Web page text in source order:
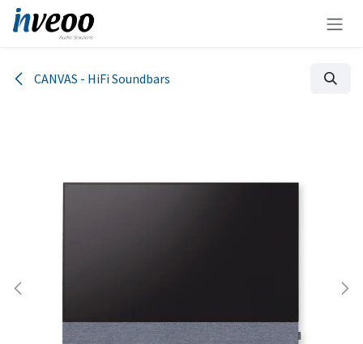
Zum Inhalt springen
CANVAS - HiFi Soundbars